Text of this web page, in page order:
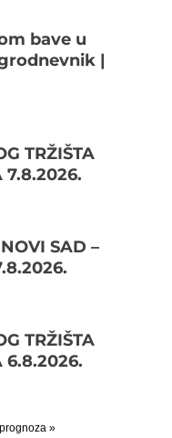
bave u
|
TRŽIŠTA
7.8.2026.
SAD –
TRŽIŠTA
6.8.2026.